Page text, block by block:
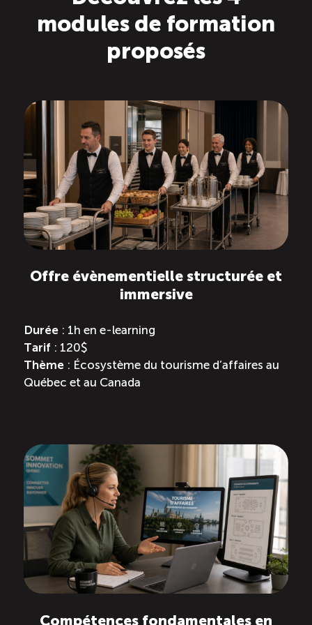
TOURISME
modules de formation
proposés
Offre évènementielle structurée et
immersive
Durée : 1h en e-learning
Tarif : 120$
Thème : Écosystème du tourisme d’affaires au
Québec et au Canada
Compétences fondamentales en